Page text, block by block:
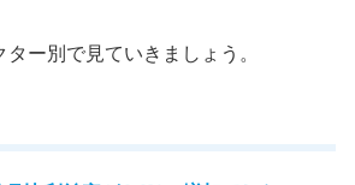
ー別で見ていきましょう。